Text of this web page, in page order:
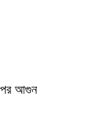
আগুন